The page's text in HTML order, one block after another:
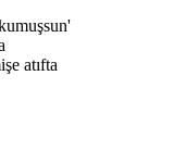
atıfta